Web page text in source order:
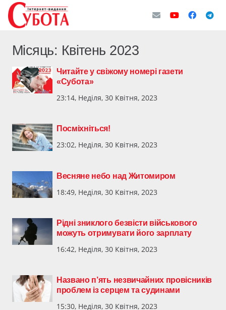
Місяць: Квітень 2023
Читайте у свіжому номері газети
«Субота»
23:14, Неділя, 30 Квітня, 2023
Посміхніться!
23:02, Неділя, 30 Квітня, 2023
Весняне небо над Житомиром
18:49, Неділя, 30 Квітня, 2023
Рідні зниклого безвісти військового
можуть отримувати його зарплату
16:42, Неділя, 30 Квітня, 2023
Названо п’ять незвичайних провісників
проблем із серцем та судинами
15:30, Неділя, 30 Квітня, 2023